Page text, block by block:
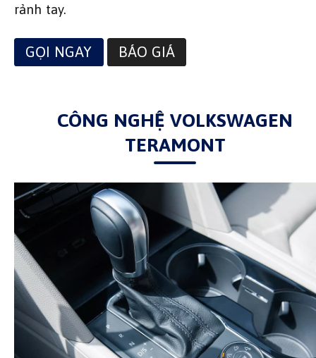
rảnh tay.
GỌI NGAY BÁO GIÁ
CÔNG NGHỆ VOLKSWAGEN
TERAMONT